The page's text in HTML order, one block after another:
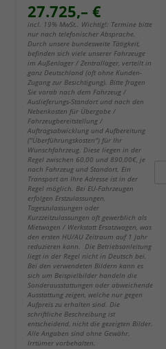
27.725,– €
incl. 19% MwSt.. Wichtig!: Termine bitte
nur nach telefonischer Absprache.
Durch unsere bundesweite Tätigkeit,
befinden sich viele unserer Fahrzeuge
im Außenlager / Zentrallager, verteilt in
ganz Deutschland (oft ohne Kunden-
Zugang zur Besichtigung). Bitte fragen
Sie vorab nach dem Fahrzeug /
Auslieferungs-Standort und nach den
Nebenkosten für Übergabe /
Fahrzeugbereitstellung /
Auftragsabwicklung und Aufbereitung
("Überführungskosten") für Ihr
Wunschfahrzeug. Diese liegen in der
Regel zwischen 60,00 und 890,00€, je
nach Fahrzeug und Standort. Ein
Transport an Ihre Adresse ist in der
Regel möglich. Bei EU-Fahrzeugen
erfolgen Erstzulassungen,
Tageszulassungen oder
Kurzzeitzulassungen oft gewerblich als
Mietwagen / Werkstatt Ersatzwagen, was
den ersten HU/AU Zeitraum auf 1 Jahr
reduzieren kann. Die Betriebsanleitung
liegt in der Regel nicht in Deutsch bei.
Bei den verwendeten Bildern kann es
sich um Beispielbilder handeln die
Sonderausstattungen oder abweichende
Ausstattung zeigen, welche nur gegen
Aufpreis zu erhalten sind. Die
schriftliche Beschreibung ist
entscheidend, nicht die gezeigten Bilder.
Alle Angaben sind ohne Gewähr.
Irrtümer vorbehalten.